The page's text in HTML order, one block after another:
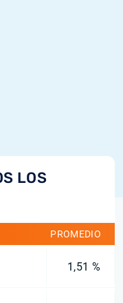
LOS
PROMEDIO
1,51 %